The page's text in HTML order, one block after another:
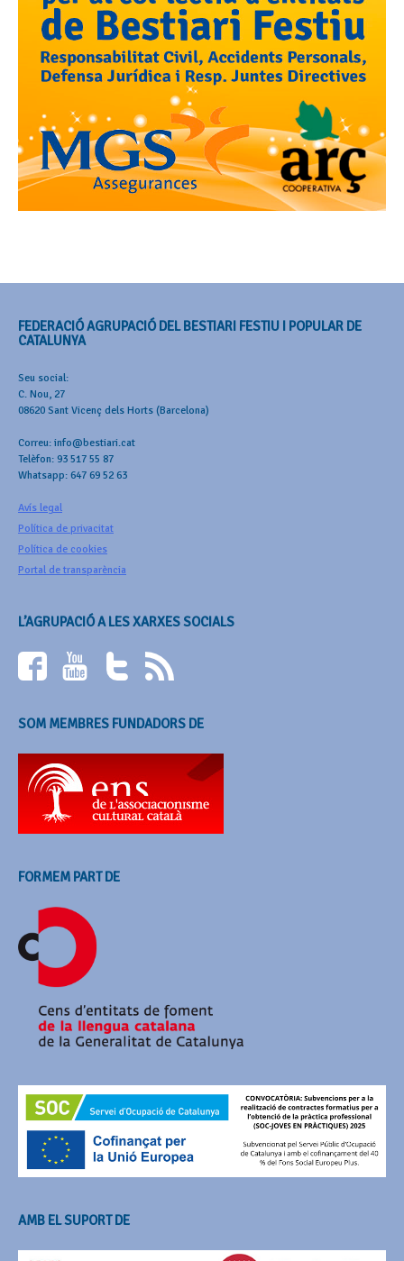
FEDERACIÓ AGRUPACIÓ DEL BESTIARI FESTIU I POPULAR DE
CATALUNYA
Seu social:
C. Nou, 27
08620 Sant Vicenç dels Horts (Barcelona)
Correu: info@bestiari.cat
Telèfon: 93 517 55 87
Whatsapp: 647 69 52 63
Avís legal
Política de privacitat
Política de cookies
Portal de transparència
L’AGRUPACIÓ A LES XARXES SOCIALS
SOM MEMBRES FUNDADORS DE
FORMEM PART DE
AMB EL SUPORT DE